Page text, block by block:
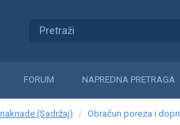
FORUM NAPREDNA PRETRAGA
(Sadržaj) Obračun poreza i